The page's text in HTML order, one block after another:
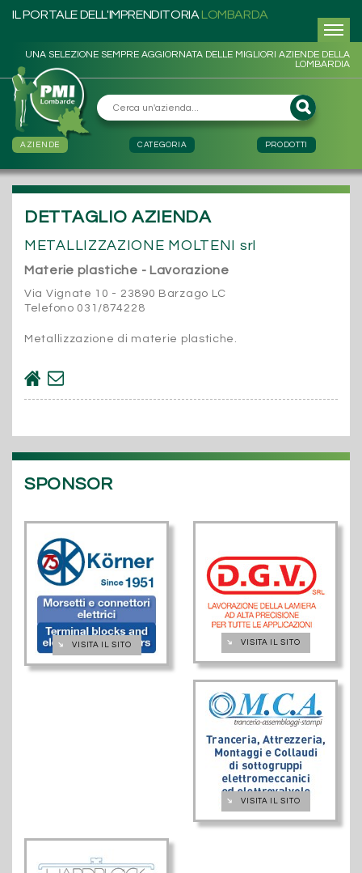
IL PORTALE DELL'IMPRENDITORIA LOMBARDA
UNA SELEZIONE SEMPRE AGGIORNATA DELLE MIGLIORI AZIENDE DELLA
LOMBARDIA
AZIENDE CATEGORIA PRODOTTI
DETTAGLIO AZIENDA
METALLIZZAZIONE MOLTENI srl
Materie plastiche - Lavorazione
Via Vignate 10 - 23890 Barzago LC
Telefono 031/874228
Metallizzazione di materie plastiche.
SPONSOR
➔ VISITA IL SITO ➔ VISITA IL SITO
➔ VISITA IL SITO